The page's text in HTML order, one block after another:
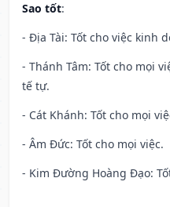
Sao tốt:
- Địa Tài: Tốt cho việc kinh
- Thánh Tâm: Tốt cho mọi
tế tự.
- Cát Khánh: Tốt cho mọi
- Âm Đức: Tốt cho mọi việc.
- Kim Đường Hoàng Đạo: